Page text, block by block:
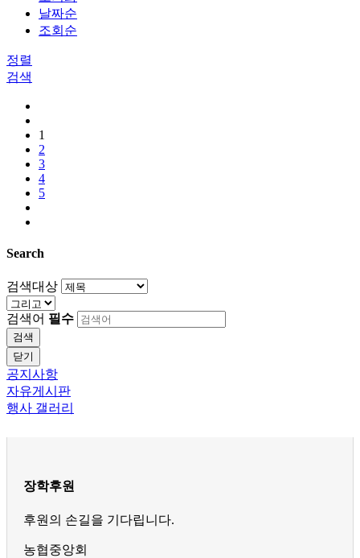
날짜순
조회순
정렬
검색
1
2
3
4
5
Search
검색대상
검색어 필수
검색
닫기
공지사항
자유게시판
행사 갤러리
장학후원
후원의 손길을 기다립니다.
농협중앙회